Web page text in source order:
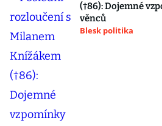
(†86): Dojemné
věnců
Blesk politika